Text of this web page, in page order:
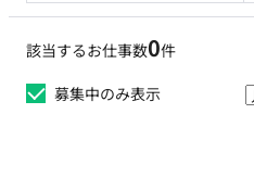
該当するお仕事数0件
募集中のみ表示